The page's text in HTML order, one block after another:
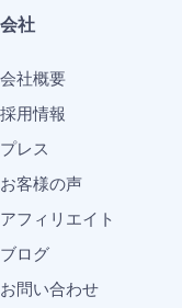
会社
会社概要
採用情報
プレス
お客様の声
アフィリエイト
ブログ
お問い合わせ